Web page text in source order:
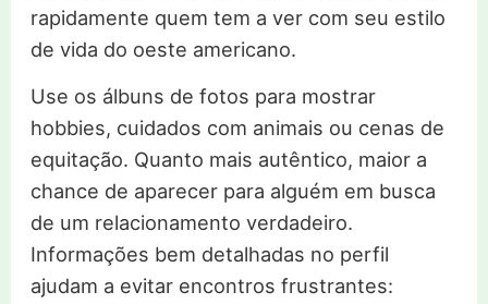
rapidamente quem tem a ver com seu estilo
de vida do oeste americano.
Use os álbuns de fotos para mostrar
hobbies, cuidados com animais ou cenas de
equitação. Quanto mais autêntico, maior a
chance de aparecer para alguém em busca
de um relacionamento verdadeiro.
Informações bem detalhadas no perfil
ajudam a evitar encontros frustrantes: